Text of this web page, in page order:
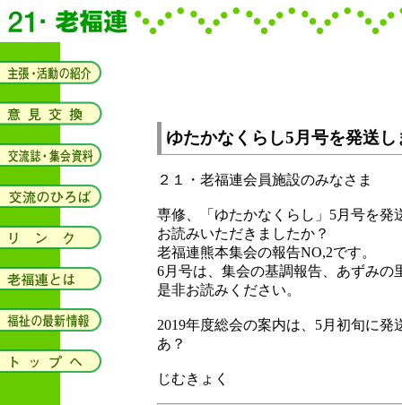
ゆたかなくらし5月号を発送し
２１・老福連会員施設のみなさま
専修、「ゆたかなくらし」5月号を発
お読みいただきましたか？
老福連熊本集会の報告NO,2です。
6月号は、集会の基調報告、あずみ
是非お読みください。
2019年度総会の案内は、5月初旬に
あ？
じむきょく